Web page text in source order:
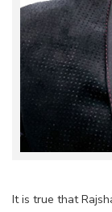
It is true that